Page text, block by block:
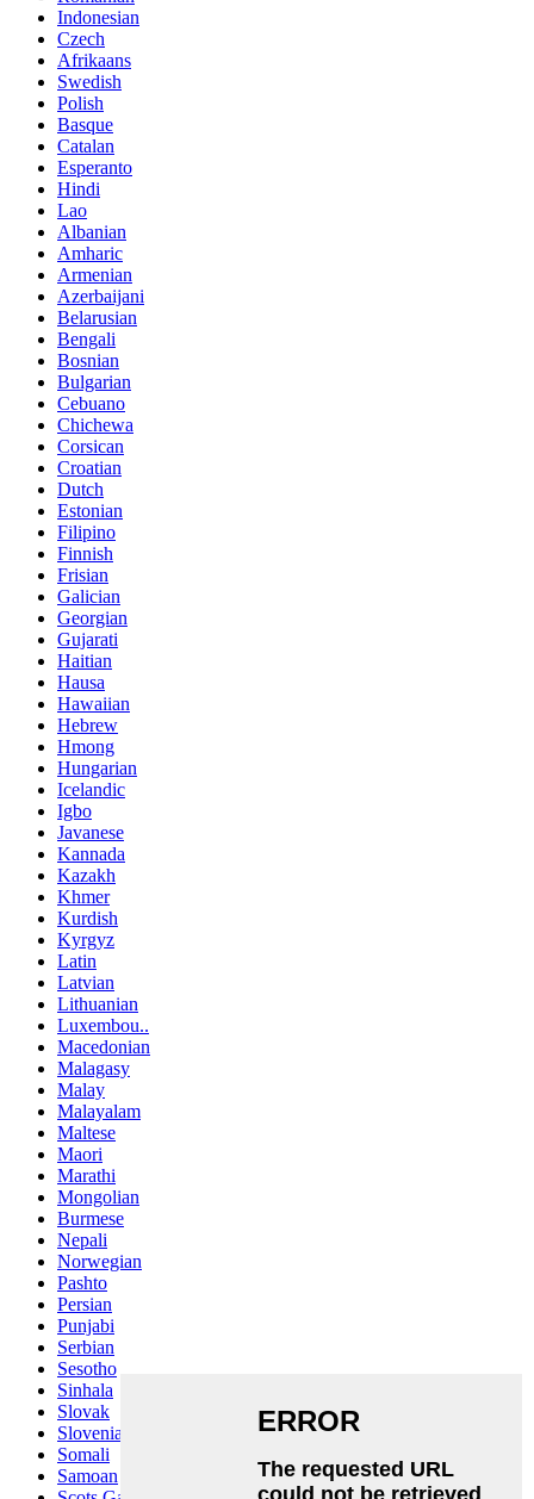
Indonesian
Czech
Afrikaans
Swedish
Polish
Basque
Catalan
Esperanto
Hindi
Lao
Albanian
Amharic
Armenian
Azerbaijani
Belarusian
Bengali
Bosnian
Bulgarian
Cebuano
Chichewa
Corsican
Croatian
Dutch
Estonian
Filipino
Finnish
Frisian
Galician
Georgian
Gujarati
Haitian
Hausa
Hawaiian
Hebrew
Hmong
Hungarian
Icelandic
Igbo
Javanese
Kannada
Kazakh
Khmer
Kurdish
Kyrgyz
Latin
Latvian
Lithuanian
Luxembou..
Macedonian
Malagasy
Malay
Malayalam
Maltese
Maori
Marathi
Mongolian
Burmese
Nepali
Norwegian
Pashto
Persian
Punjabi
Serbian
Sesotho
Sinhala
Slovak
Slovenian
Somali
Samoan